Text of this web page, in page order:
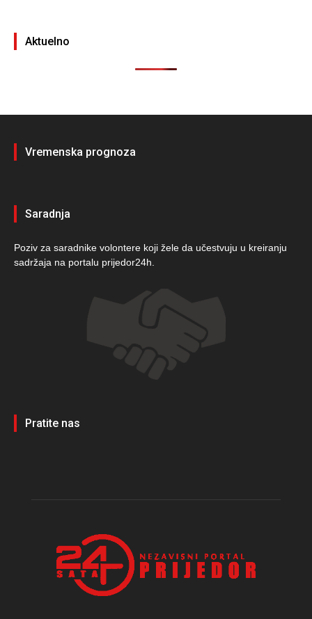
Aktuelno
Vremenska prognoza
Saradnja
Poziv za saradnike volontere koji žele da učestvuju u kreiranju
sadržaja na portalu prijedor24h.
Pratite nas